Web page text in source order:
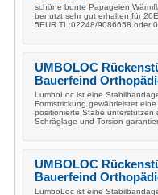
schöne bunte Papageien
benutzt sehr gut erhalten für
5EUR TL:02248/9086658 oder
UMBOLOC
Bauerfeind
LumboLoc ist eine
Formstrickung gewährleistet
positionierte Stäbe unterstützen
Schräglage und Torsion
UMBOLOC
Bauerfeind
LumboLoc ist eine